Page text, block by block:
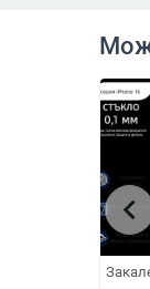
chevron_left